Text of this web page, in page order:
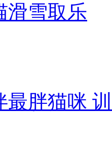
滑雪取乐
最胖猫咪